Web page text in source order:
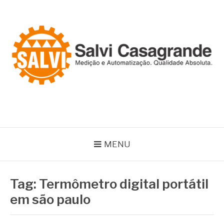
conteúdo
MENU
Tag: Termômetro digital portátil
em são paulo